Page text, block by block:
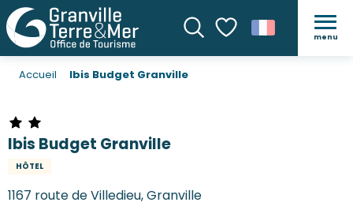
Recherche
Voir les favoris
menu
Accueil Ibis Budget Granville
Ibis Budget Granville
HÔTEL
1167 route de Villedieu, Granville